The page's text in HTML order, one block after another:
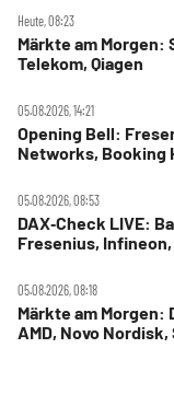
Heute, 08:23
Märkte am Morgen:
Telekom, Qiagen
05.08.2026, 14:21
Opening Bell:
Networks, Booking
05.08.2026, 08:53
DAX‑Check LIVE:
Fresenius,
05.08.2026, 08:18
Märkte am Morgen:
AMD, Novo